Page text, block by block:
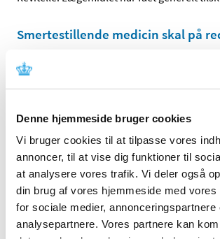
Denne hjemmeside bruger cookies
Vi bruger cookies til at tilpasse vores
annoncer, til at vise dig funktioner til
at analysere vores trafik. Vi deler også
din brug af vores hjemmeside med vores
for sociale medier, annonceringspartnere
analysepartnere. Vores partnere kan
Smertestillende medicin skal på
Fremover kan man kun købe store pakker
smertestillende medicin, hvis man har en
Alle (2506)
TID
2026 (84)
2025 (158)
2024 (224)